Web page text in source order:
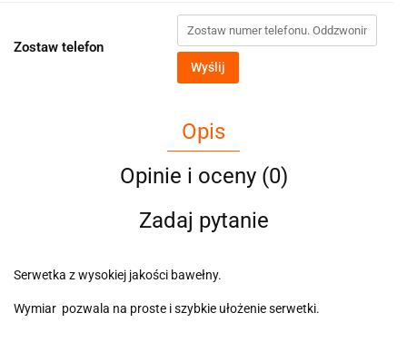
Zostaw telefon
Wyślij
Opis
Opinie i oceny (0)
Zadaj pytanie
Serwetka z wysokiej jakości bawełny.
Wymiar pozwala na proste i szybkie ułożenie serwetki.